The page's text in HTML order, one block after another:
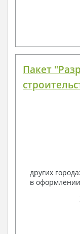
Пакет
других
в